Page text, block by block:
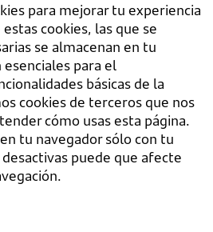
para mejorar tu experiencia
cookies, las que se
se almacenan en tu
para el
básicas de la
cookies de terceros que nos
cómo usas esta página.
tu navegador sólo con tu
puede que afecte